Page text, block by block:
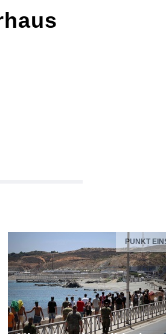
PUNKT